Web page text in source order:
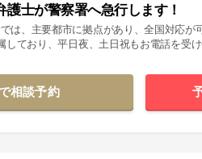
護士が警察署へ急行します！
は、主要都市に拠点があり、全国対応が
しており、平日夜、土日祝もお電話を受
相談予約